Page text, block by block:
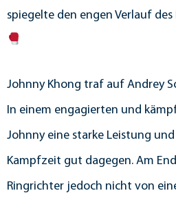
spiegelte den engen Verlauf
Johnny Khong traf auf Andrey
In einem engagierten und
Johnny eine starke Leistung
Kampfzeit gut dagegen. Am
Ringrichter jedoch nicht von